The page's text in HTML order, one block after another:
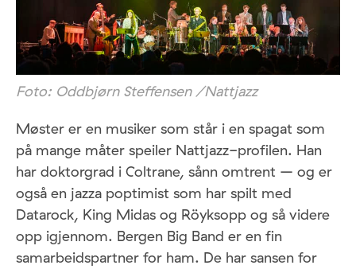
Foto: Oddbjørn Steffensen /Nattjazz
Møster er en musiker som står i en spagat som
på mange måter speiler Nattjazz-profilen. Han
har doktorgrad i Coltrane, sånn omtrent – og er
også en jazza poptimist som har spilt med
Datarock, King Midas og Röyksopp og så videre
opp igjennom. Bergen Big Band er en fin
samarbeidspartner for ham. De har sansen for